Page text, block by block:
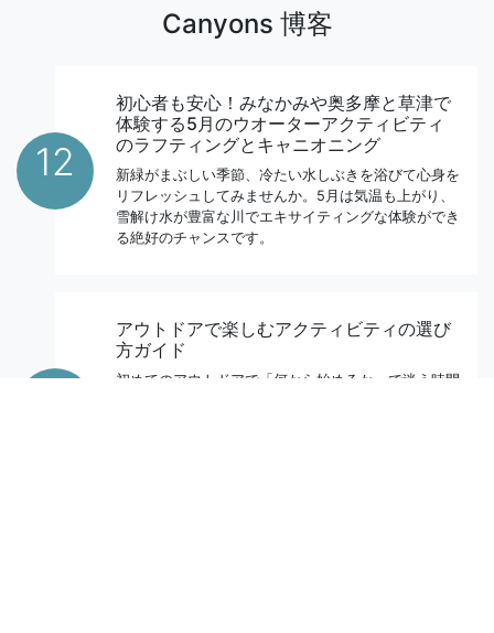
Canyons 博客
12
初心者も安心！みなかみや奥多摩と草津で
体験する5月のウオーターアクティビティ
のラフティングとキャニオニング
新緑がまぶしい季節、冷たい水しぶきを浴びて心身を
リフレッシュしてみませんか。5月は気温も上がり、
雪解け水が豊富な川でエキサイティングな体験ができ
る絶好のチャンスです。
アウトドアで楽しむアクティビティの選び
方ガイド
初めてのアウトドアで「何から始めるか」で迷う時間